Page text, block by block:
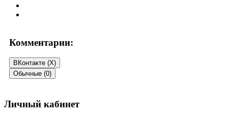
Комментарии:
ВКонтакте (X)
Обычные (0)
Добавить комментарий
Личный кабинет